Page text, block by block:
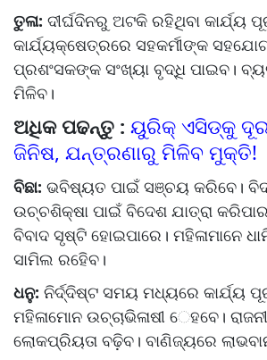
ତୁଳା: ଦୀର୍ଘଦିନରୁ ଅଟକି ରହିଥିବା କାର୍ଯ୍ୟ
କାର୍ଯ୍ୟକ୍ଷେତ୍ରରେ ସହକର୍ମୀଙ୍କ
ପ୍ରଶଂସକଙ୍କ ସଂଖ୍ୟା ବୃଦ୍ଧି ପାଇବ।
ମିଳିବ।
ଅଧିକ ପଢନ୍ତୁ : ୟୁରିକ୍ ଏସିଡ୍‌କୁ
ଜିନିଷ, ଯନ୍ତ୍ରଣାରୁ ମିଳିବ ମୁକ୍ତି!
ବିଛା: ଭବିଷ୍ୟତ ପାଇଁ ସଞ୍ଚୟ କରିବେ।
ଉଚ୍ଚଶିକ୍ଷା ପାଇଁ ବିଦେଶ ଯାତ୍ରା
ବିବାଦ ସୃଷ୍ଟି ହୋଇପାରେ। ମହିଳାମାନେ
ସାମିଲ ରହିେବ।
ଧନୁ: ନିର୍ଦ୍ଦିଷ୍ଟ ସମୟ ମଧ୍ୟରେ କାର୍ଯ୍ୟ
ମହିଳାମାେନ ଉଚ୍ଚାଭିଳାଷୀ େହବେ।
ଲୋକପ୍ରିୟତା ବଢ଼ିବ। ବାଣିଜ୍ୟରେ